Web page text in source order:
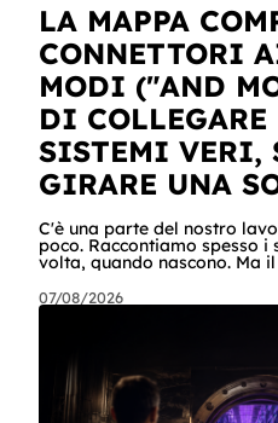
LA MAPPA
CONNETTORI
MODI ("AND
DI
SISTEMI VERI,
GIRARE UNA
C'è una parte del nostro
poco. Raccontiamo spesso i singoli connettori, uno alla
volta, quando nascono. Ma
succede quando i pezzi
alle 6, per dire, un agente ha
ha recuperato un listino da
scost
07/08/2026